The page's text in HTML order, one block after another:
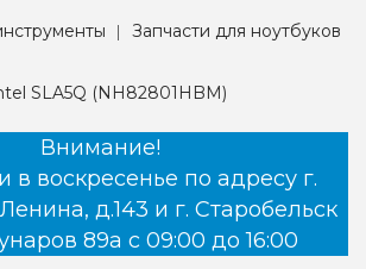
Запчасти для ноутбуков
SLA5Q (NH82801HBM)
Внимание!
в воскресенье по адресу г.
д.143 и г. Старобельск
89а с 09:00 до 16:00